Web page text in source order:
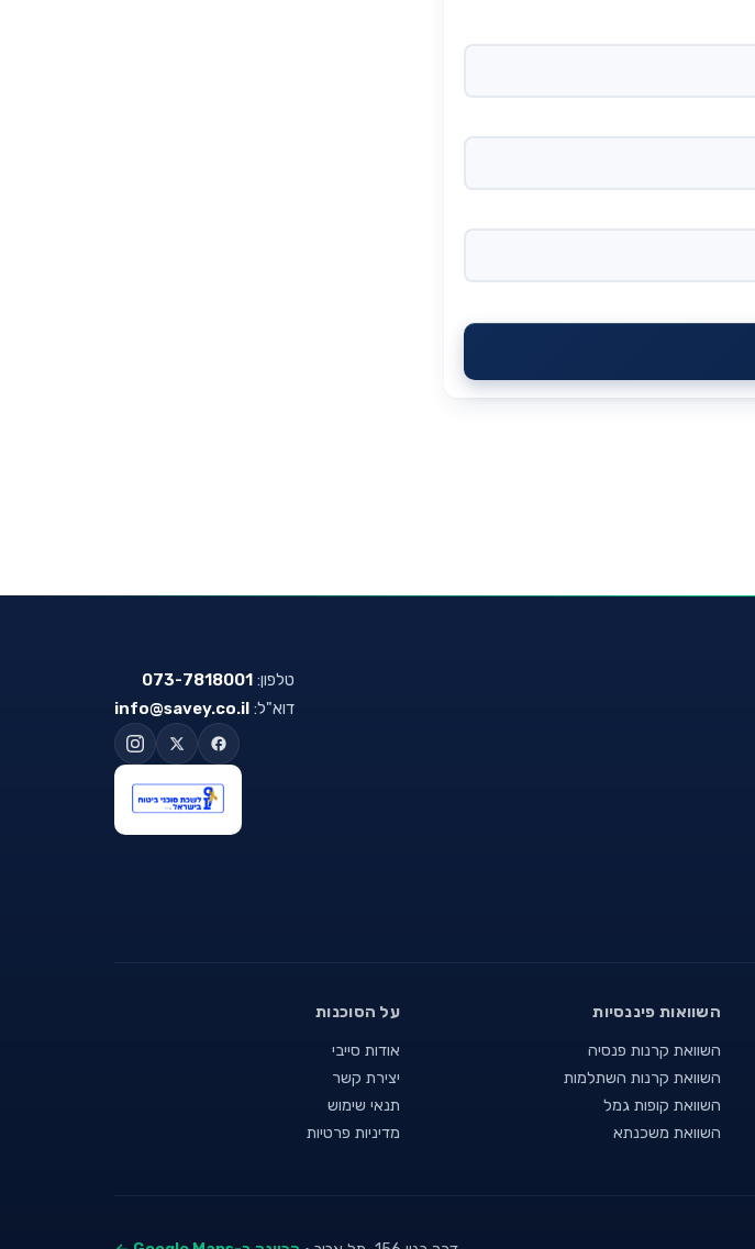
טלפון: 073-7818001
דוא"ל: info@savey.co.il
השוואות פיננסיות
השוואת קרנות פנסיה
השוואת קרנות השתלמות
השוואת קופות גמל
השוואת משכנתא
על הסוכנות
אודות סייבי
יצירת קשר
תנאי שימוש
מדיניות פרטיות